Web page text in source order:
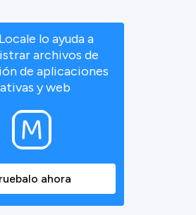
lo ayuda a
archivos de
de aplicaciones
y web
ahora